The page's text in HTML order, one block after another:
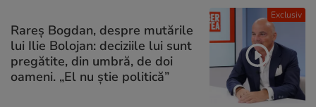
Exclusiv
Rareș Bogdan, despre mutările
lui Ilie Bolojan: deciziile lui sunt
pregătite, din umbră, de doi
oameni. „El nu știe politică”